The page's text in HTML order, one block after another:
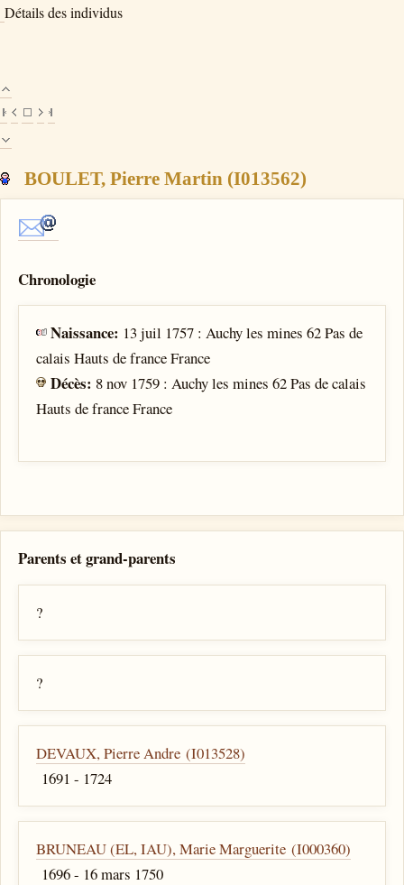
Détails des individus
BOULET, Pierre Martin (I013562)
Chronologie
Naissance: 13 juil 1757 : Auchy les mines 62 Pas de
calais Hauts de france France
Décès: 8 nov 1759 : Auchy les mines 62 Pas de calais
Hauts de france France
Parents et grand-parents
?
?
DEVAUX, Pierre Andre (I013528)
1691 - 1724
BRUNEAU (EL, IAU), Marie Marguerite (I000360)
1696 - 16 mars 1750